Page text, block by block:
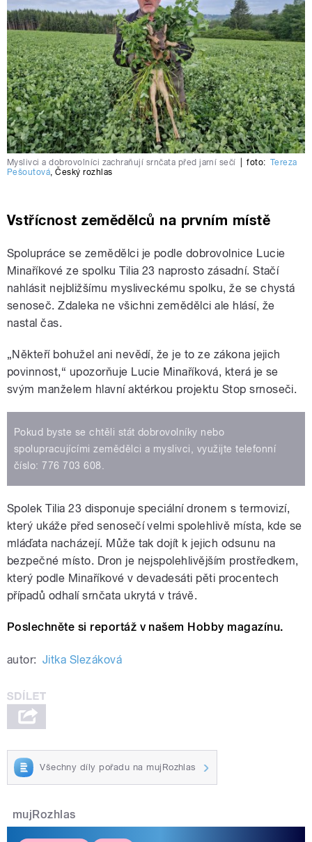
Myslivci a dobrovolníci zachraňují srnčata před jarní sečí foto: Tereza
Pešoutová,Český rozhlas
Vstřícnost zemědělců na prvním místě
Spolupráce se zemědělci je podle dobrovolnice Lucie
Minaříkové ze spolku Tilia 23 naprosto zásadní. Stačí
nahlásit nejbližšímu mysliveckému spolku, že se chystá
senoseč. Zdaleka ne všichni zemědělci ale hlásí, že
nastal čas.
„Někteří bohužel ani nevědí, že je to ze zákona jejich
povinnost,“ upozorňuje Lucie Minaříková, která je se
svým manželem hlavní aktérkou projektu Stop srnoseči.
Pokud byste se chtěli stát dobrovolníky nebo
spolupracujícími zemědělci a myslivci, využijte telefonní
číslo: 776 703 608.
Spolek Tilia 23 disponuje speciální dronem s termovizí,
který ukáže před senosečí velmi spolehlivě místa, kde se
mláďata nacházejí. Může tak dojít k jejich odsunu na
bezpečné místo. Dron je nejspolehlivějším prostředkem,
který podle Minaříkové v devadesáti pěti procentech
případů odhalí srnčata ukrytá v trávě.
Poslechněte si reportáž v našem Hobby magazínu.
autor: Jitka Slezáková
Všechny díly pořadu na mujRozhlas
mujRozhlas